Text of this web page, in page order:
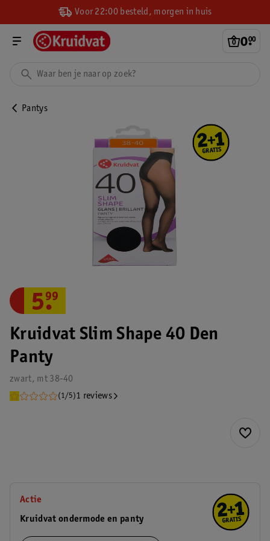
Voor 22:00 besteld, morgen in huis
0.
00
Pantys
Kruidvat Slim Shape 40 Den
Panty
zwart, mt 38-40
(1/5)1 reviews
5.
99
Actie
Kruidvat ondermode en panty